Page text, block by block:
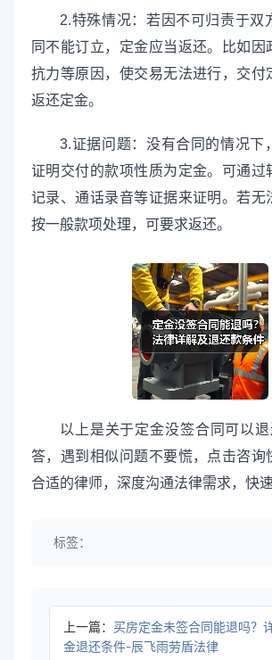
2.特殊情况：若因不可归责于双
同不能订立，定金应当返还。比如因
抗力等原因，使交易无法进行，交付
返还定金。
3.证据问题：没有合同的情况下
证明交付的款项性质为定金。可通过
记录、通话录音等证据来证明。若无
按一般款项处理，可要求返还。
以上是关于定金没签合同可以
答，遇到相似问题不要慌，点击咨询
合适的律师，深度沟通法律需求，快速
标签：
上一篇： 买房定金未签合同能退吗？
金退还条件-辰飞雨劳盾法律